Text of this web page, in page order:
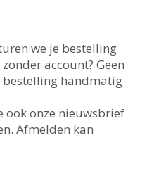
we je bestelling
account? Geen
bestelling handmatig
ook onze nieuwsbrief
Afmelden kan